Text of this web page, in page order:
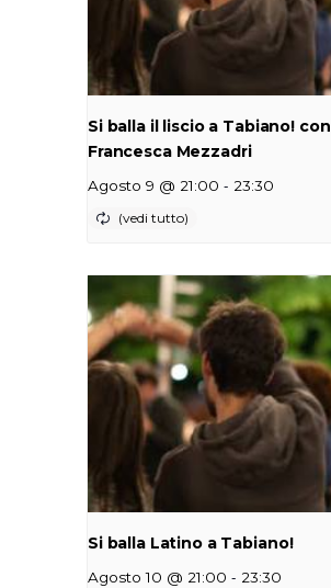
Si balla il liscio a Tabiano! con
Francesca Mezzadri
Agosto 9 @ 21:00 - 23:30
Si balla Latino a Tabiano!
Agosto 10 @ 21:00 - 23:30